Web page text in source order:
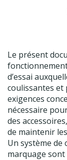
Le présent
d’essai
coulissantes et
exigences
nécessaire
des
de maintenir
Un système de
marquage sont